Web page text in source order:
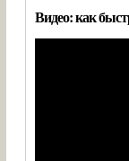
Видео: как